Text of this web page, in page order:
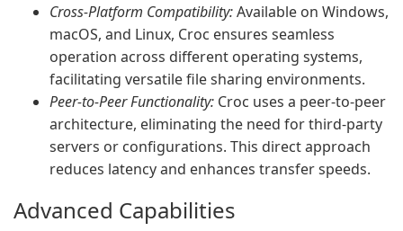
Cross-Platform Compatibility:Available on Windows,
macOS, and Linux, Croc ensures seamless
operation across different operating systems,
facilitating versatile file sharing environments.
Peer-to-Peer Functionality: Croc uses a peer-to-peer
architecture, eliminating the need for third-party
servers or configurations. This direct approach
reduces latency and enhances transfer speeds.
Advanced Capabilities